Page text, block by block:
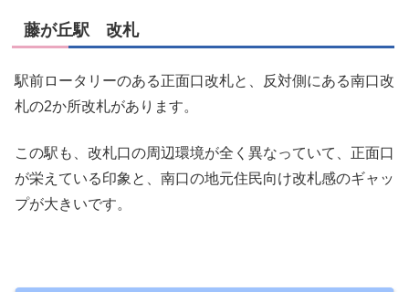
藤が丘駅 改札
駅前ロータリーのある正面口改札と、反対側にある南口改
札の2か所改札があります。
この駅も、改札口の周辺環境が全く異なっていて、正面口
が栄えている印象と、南口の地元住民向け改札感のギャッ
プが大きいです。